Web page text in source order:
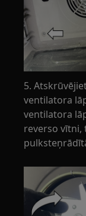
5.
ventilatora
ventilatora
reverso vītni,